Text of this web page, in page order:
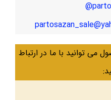
توانید با ما در ارتباط